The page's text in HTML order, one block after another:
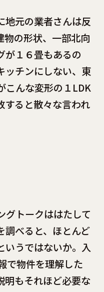
地元の業者さんは反
物の形状、一部北向
が１６畳もあるの
ッチンにしない、東
こんな変形の１LDK
すると散々な言われ
グトークははたして
調べると、ほとんど
いうではないか。入
で物件を理解した
明もそれほど必要な